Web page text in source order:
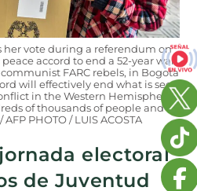
her vote during a referendum on
accord to end a 52-year war
FARC rebels, in Bogota
will effectively end what is seen
in the Western Hemisphere.
of thousands of people and
PHOTO / LUIS ACOSTA
electoral
de Juventud